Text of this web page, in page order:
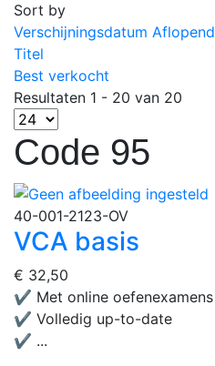
Sort by
Verschijningsdatum Aflopend
Titel
Best verkocht
Resultaten 1 - 20 van 20
Code 95
40-001-2123-OV
VCA basis
€ 32,50
✔ Met online oefenexamens
✔ Volledig up-to-date
✔ ...